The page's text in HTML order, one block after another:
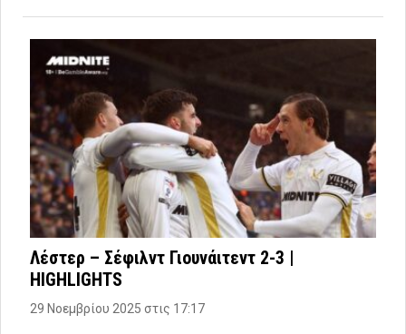
Λέστερ – Σέφιλντ Γιουνάιτεντ 2-3 |
HIGHLIGHTS
29 Νοεμβρίου 2025 στις 17:17